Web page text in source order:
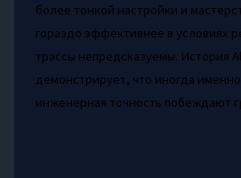
более тонкой настройки и
гораздо эффективнее в условиях
трассы непредсказуемы. История
демонстрирует, что иногда
инженерная точность побеждают